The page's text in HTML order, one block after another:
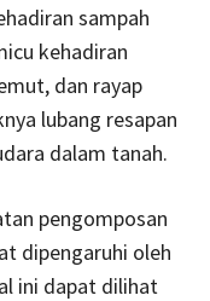
sampah
kehadiran
dan rayap
lubang resapan
dalam tanah.
pengomposan
dipengaruhi oleh
ini dapat dilihat